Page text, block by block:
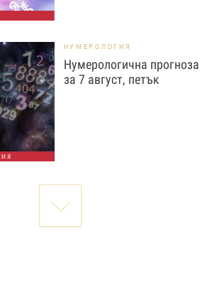
НУМЕРОЛОГИЯ
Нумерологична прогноза
за 7 август, петък